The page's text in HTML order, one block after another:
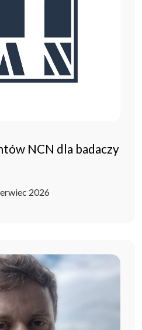
NCN dla badaczy
2026